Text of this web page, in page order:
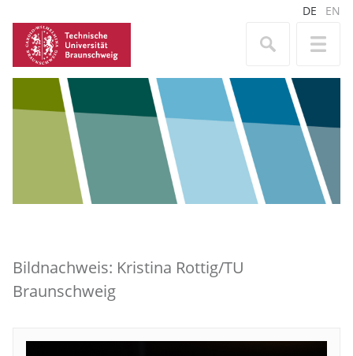
DE EN
Bildnachweis: Kristina Rottig/TU
Braunschweig